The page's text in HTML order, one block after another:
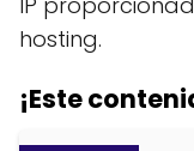
hosting.
¡Este